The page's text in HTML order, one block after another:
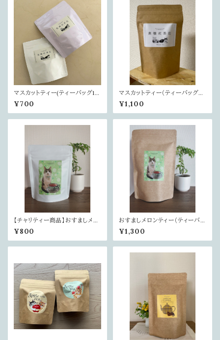
マスカットティー(ティーバッグ10
個入）
¥700
マスカットティー（ティーバッグ2
0個入）
¥1,100
【チャリティー商品】おすましメロ
ンティー（ティーバッグ10個入り）
¥800
おすましメロンティー（ティーバッ
グ20個入り）
¥1,300